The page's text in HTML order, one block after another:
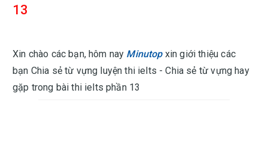
13
Xin chào các bạn, hôm nay Minutopxin giới thiệu các
bạn Chia sẻ từ vựng luyện thi ielts - Chia sẻ từ vựng hay
gặp trong bài thi ielts phần 13